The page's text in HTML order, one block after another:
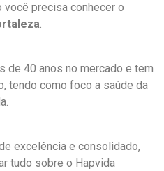
você precisa conhecer o
.
de 40 anos no mercado e tem
tendo como foco a saúde da
excelência e consolidado,
tudo sobre o Hapvida